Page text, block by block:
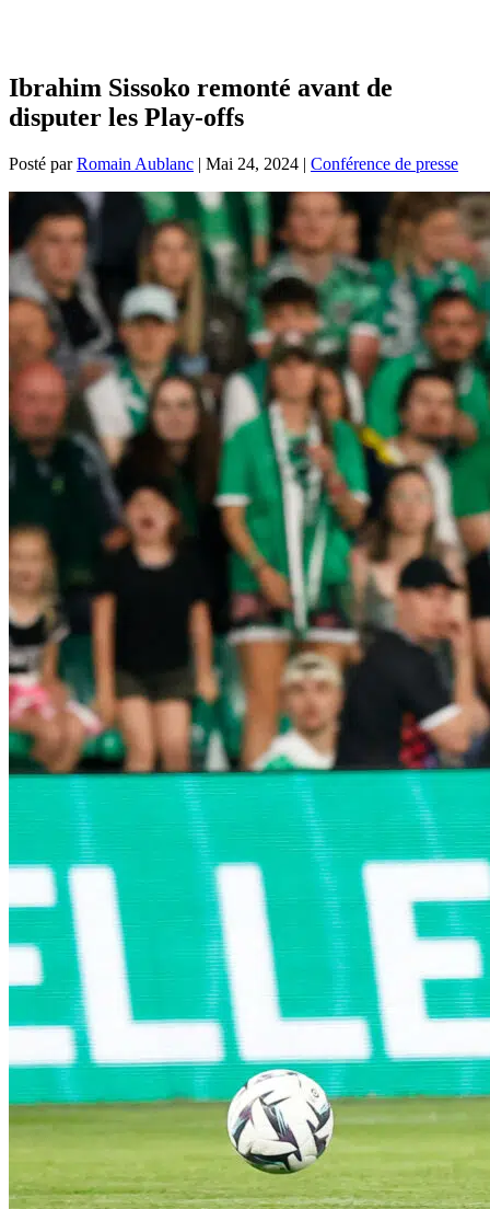
Ibrahim Sissoko remonté avant de
disputer les Play-offs
Posté parRomain Aublanc | Mai 24, 2024 | Conférence de presse